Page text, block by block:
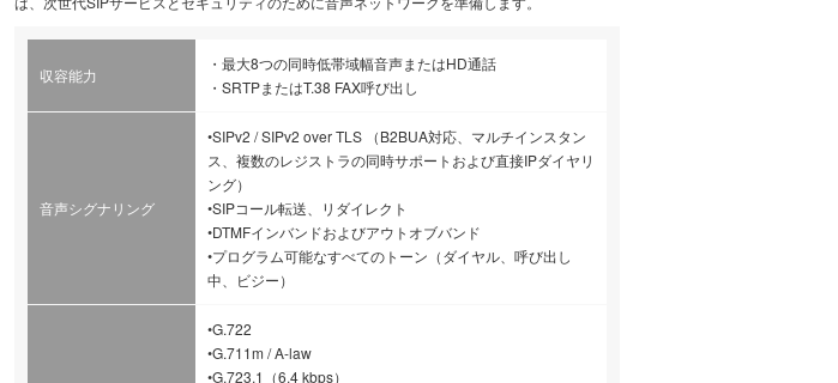
収容能力
・最大8つの同時低帯域幅音声またはHD通話
・SRTPまたはT.38 FAX呼び出し
音声シグナリング
•SIPv2 / SIPv2 over TLS （B2BUA対応、マルチインスタン
ス、複数のレジストラの同時サポートおよび直接IPダイヤリ
ング）
•SIPコール転送、リダイレクト
•DTMFインバンドおよびアウトオブバンド
•プログラム可能なすべてのトーン（ダイヤル、呼び出し
中、ビジー）
•G.722
•G.711m / A-law
•G.723.1（6.4 kbps）